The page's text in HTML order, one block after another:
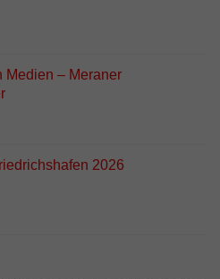
Medien – Meraner
2026